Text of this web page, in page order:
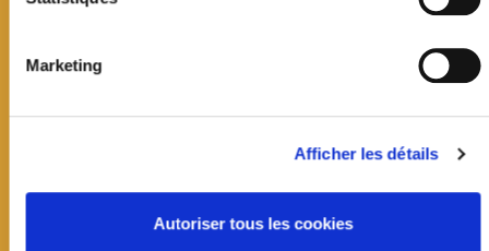
Marketing
Afficher les détails
Autoriser tous les cookies
Mairie de Jouy-en-Josas